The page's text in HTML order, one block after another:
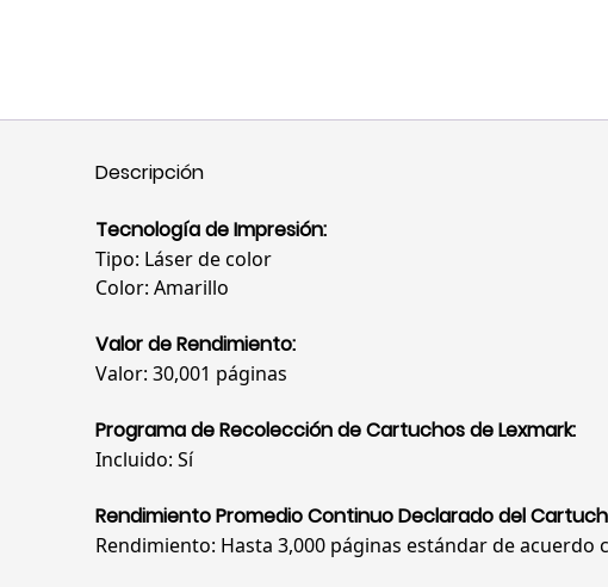
Descripción
Tecnología de Impresión:
Tipo: Láser de color
Color: Amarillo
Valor de Rendimiento:
Valor: 30,001 páginas
Programa de Recolección de Cartuchos de Lexmark:
Incluido: Sí
Rendimiento Promedio Continuo Declarado del
Rendimiento: Hasta 3,000 páginas estándar de acuerdo